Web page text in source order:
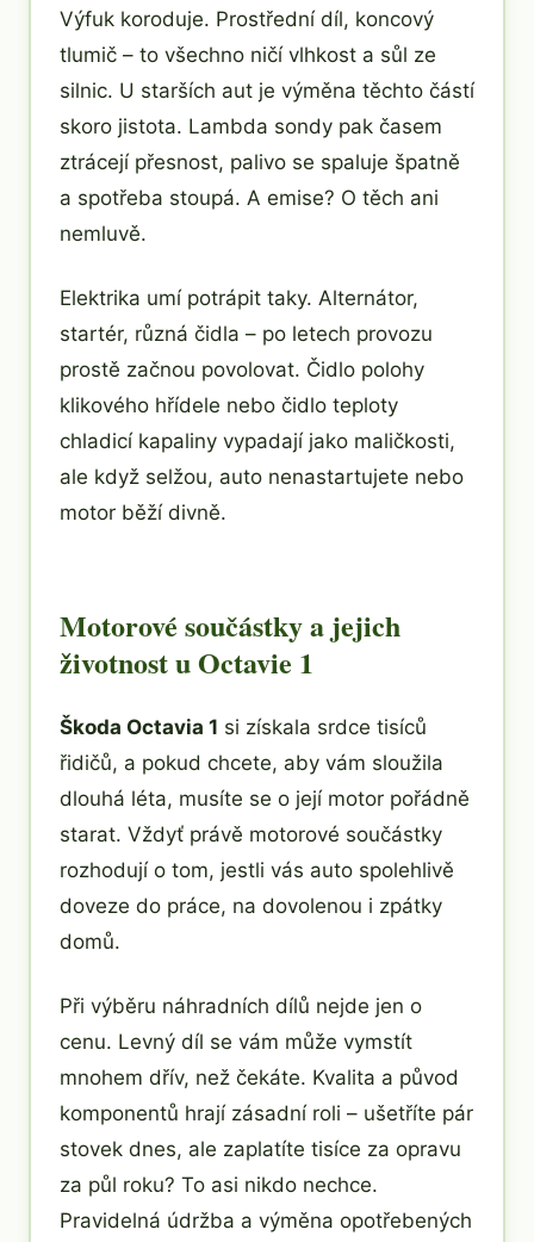
Výfuk koroduje. Prostřední díl, koncový
tlumič – to všechno ničí vlhkost a sůl ze
silnic. U starších aut je výměna těchto částí
skoro jistota. Lambda sondy pak časem
ztrácejí přesnost, palivo se spaluje špatně
a spotřeba stoupá. A emise? O těch ani
nemluvě.
Elektrika umí potrápit taky. Alternátor,
startér, různá čidla – po letech provozu
prostě začnou povolovat. Čidlo polohy
klikového hřídele nebo čidlo teploty
chladicí kapaliny vypadají jako maličkosti,
ale když selžou, auto nenastartujete nebo
motor běží divně.
Motorové součástky a jejich
životnost u Octavie 1
Škoda Octavia 1 si získala srdce tisíců
řidičů, a pokud chcete, aby vám sloužila
dlouhá léta, musíte se o její motor pořádně
starat. Vždyť právě motorové součástky
rozhodují o tom, jestli vás auto spolehlivě
doveze do práce, na dovolenou i zpátky
domů.
Při výběru náhradních dílů nejde jen o
cenu. Levný díl se vám může vymstít
mnohem dřív, než čekáte. Kvalita a původ
komponentů hrají zásadní roli – ušetříte pár
stovek dnes, ale zaplatíte tisíce za opravu
za půl roku? To asi nikdo nechce.
Pravidelná údržba a výměna opotřebených